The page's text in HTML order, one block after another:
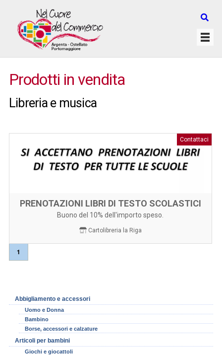
Prodotti in vendita
Libreria e musica
PRENOTAZIONI LIBRI DI TESTO SCOLASTICI
Buono del 10% dell'importo speso.
Cartolibreria la Riga
Contattaci
1
Abbigliamento e accessori
Uomo e Donna
Bambino
Borse, accessori e calzature
Articoli per bambini
Giochi e giocattoli